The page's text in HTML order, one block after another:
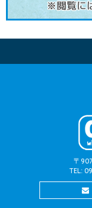
〒
TEL: